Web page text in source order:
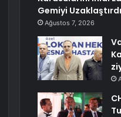
Gemiyi
Ağustos 7, 2026